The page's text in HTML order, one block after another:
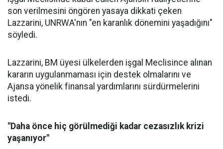
son verilmesini öngören yasaya dikkati çeken
Lazzarini, UNRWA'nın "en karanlık dönemini yaşadığını"
söyledi.
Lazzarini, BM üyesi ülkelerden işgal Meclisince alınan
kararın uygulanmaması için destek olmalarını ve
Ajansa yönelik finansal yardımlarını sürdürmelerini
istedi.
"Daha önce hiç görülmediği kadar cezasızlık krizi
yaşanıyor"